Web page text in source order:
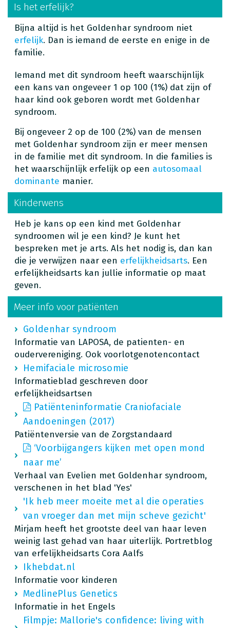
Is het erfelijk?
Bijna altijd is het Goldenhar syndroom niet
erfelijk. Dan is iemand de eerste en enige in de
familie.
Iemand met dit syndroom heeft waarschijnlijk
een kans van ongeveer 1 op 100 (1%) dat zijn of
haar kind ook geboren wordt met Goldenhar
syndroom.
Bij ongeveer 2 op de 100 (2%) van de mensen
met Goldenhar syndroom zijn er meer mensen
in de familie met dit syndroom. In die families is
het waarschijnlijk erfelijk op een autosomaal
dominante manier.
Kinderwens
Heb je kans op een kind met Goldenhar
syndroomen wil je een kind? Je kunt het
bespreken met je arts. Als het nodig is, dan kan
die je verwijzen naar een erfelijkheidsarts. Een
erfelijkheidsarts kan jullie informatie op maat
geven.
Meer info voor patiënten
Goldenhar syndroom
Informatie van LAPOSA, de patienten- en
oudervereniging. Ook voorlotgenotencontact
Hemifaciale microsomie
Informatieblad geschreven door
erfelijkheidsartsen
Patiënteninformatie Craniofaciale
Aandoeningen (2017)
Patiëntenversie van de Zorgstandaard
‘Voorbijgangers kijken met open mond
naar me’
Verhaal van Evelien met Goldenhar syndroom,
verschenen in het blad 'Yes'
'Ik heb meer moeite met al die operaties
van vroeger dan met mijn scheve gezicht'
Mirjam heeft het grootste deel van haar leven
weinig last gehad van haar uiterlijk. Portretblog
van erfelijkheidsarts Cora Aalfs
Ikhebdat.nl
Informatie voor kinderen
MedlinePlus Genetics
Informatie in het Engels
Filmpje: Mallorie's confidence: living with